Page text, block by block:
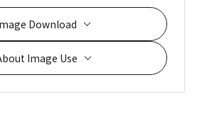
Download
Image Use